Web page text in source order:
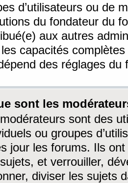
d’utilisateurs ou de
du fondateur du
aux autres
capacités
des réglages du
sont les
sont des
ou groupes
jour les forums. Ils ont
et verrouiller,
diviser les sujets